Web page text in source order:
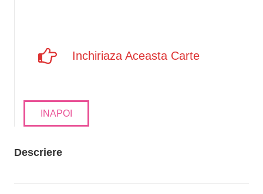
Inchiriaza Aceasta Carte
INAPOI
Descriere